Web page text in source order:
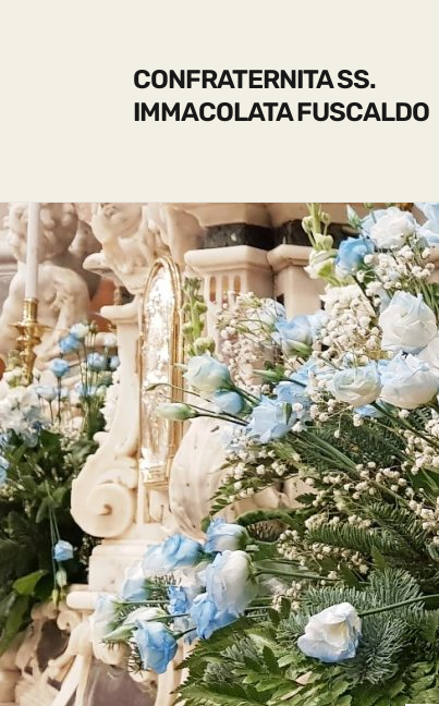
CONFRATERNITA SS.
IMMACOLATA FUSCALDO